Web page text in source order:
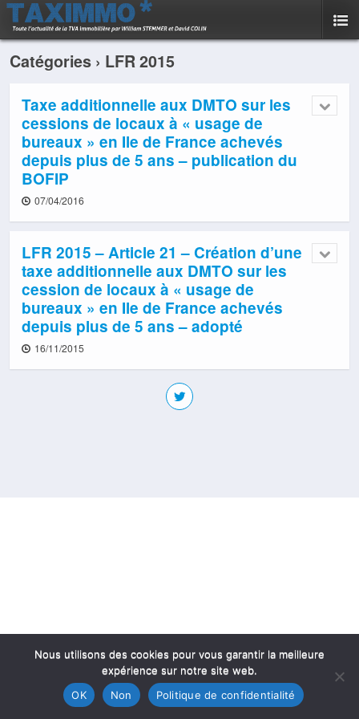
Catégories › LFR 2015
Taxe additionnelle aux DMTO sur les
cessions de locaux à « usage de
bureaux » en Ile de France achevés
depuis plus de 5 ans – publication du
BOFIP
07/04/2016
LFR 2015 – Article 21 – Création d’une
taxe additionnelle aux DMTO sur les
cession de locaux à « usage de
bureaux » en Ile de France achevés
depuis plus de 5 ans – adopté
16/11/2015
Nous utilisons des cookies pour vous garantir la meilleure
expérience sur notre site web.
OK
Non Politique de confidentialité